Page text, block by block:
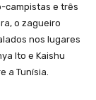
campistas e três
o zagueiro
nos lugares
Ito e Kaishu
a Tunísia.